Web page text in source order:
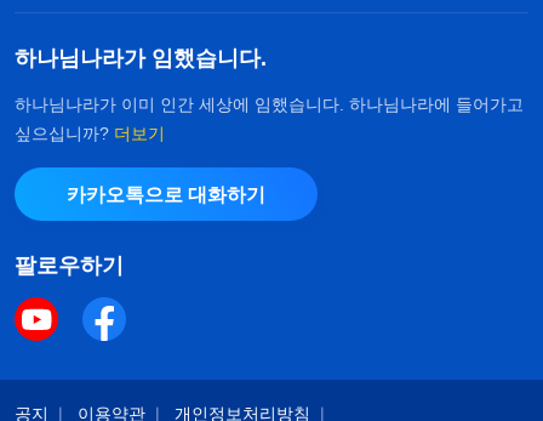
하나님나라가 임했습니다.
하나님나라가 이미 인간 세상에 임했습니다. 하나님나라에 들어가고
싶으십니까? 더보기
카카오톡으로 대화하기
팔로우하기
공지 이용약관 개인정보처리방침